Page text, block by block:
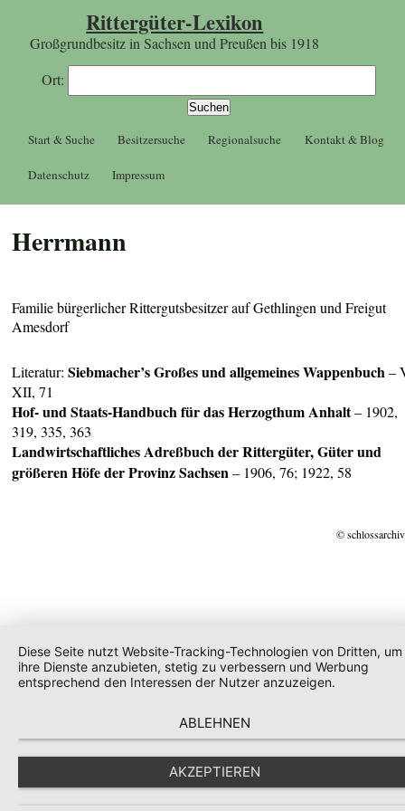
Rittergüter-Lexikon
Großgrundbesitz in Sachsen und Preußen bis 1918
Ort:
Start & Suche Besitzersuche Regionalsuche Kontakt & Blog
Datenschutz Impressum
Herrmann
Familie bürgerlicher Rittergutsbesitzer auf Gethlingen und Freigut
Amesdorf
Literatur:Siebmacher’s Großes und allgemeines Wappenbuch–
XII, 71
Hof- und Staats-Handbuch für das Herzogthum Anhalt– 1902,
319, 335, 363
Landwirtschaftliches Adreßbuch der Rittergüter, Güter und
größeren Höfe der Provinz Sachsen– 1906, 76; 1922, 58
©
Diese Seite nutzt Website-Tracking-Technologien von Dritten, um
ihre Dienste anzubieten, stetig zu verbessern und Werbung
entsprechend den Interessen der Nutzer anzuzeigen.
ABLEHNEN
AKZEPTIEREN